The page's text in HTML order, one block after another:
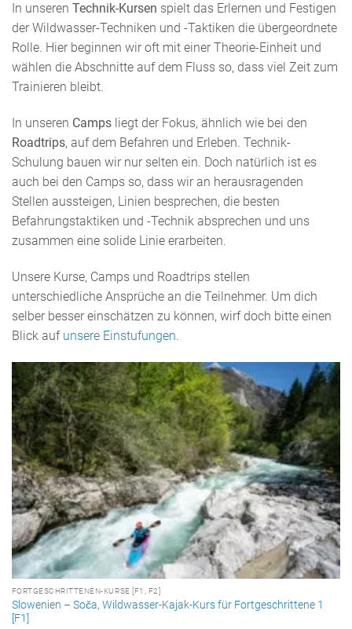
In unseren Technik-Kursen spielt das Erlernen und Festigen
der Wildwasser-Techniken und -Taktiken die übergeordnete
Rolle. Hier beginnen wir oft mit einer Theorie-Einheit und
wählen die Abschnitte auf dem Fluss so, dass viel Zeit zum
Trainieren bleibt.
In unseren Camps liegt der Fokus, ähnlich wie bei den
Roadtrips, auf dem Befahren und Erleben. Technik-
Schulung bauen wir nur selten ein. Doch natürlich ist es
auch bei den Camps so, dass wir an herausragenden
Stellen aussteigen, Linien besprechen, die besten
Befahrungstaktiken und -Technik absprechen und uns
zusammen eine solide Linie erarbeiten.
Unsere Kurse, Camps und Roadtrips stellen
unterschiedliche Ansprüche an die Teilnehmer. Um dich
selber besser einschätzen zu können, wirf doch bitte einen
Blick auf unsere Einstufungen.
FORTGESCHRITTENEN-KURSE [F1, F2]
Slowenien – Soča, Wildwasser-Kajak-Kurs für Fortgeschrittene 1
[F1]